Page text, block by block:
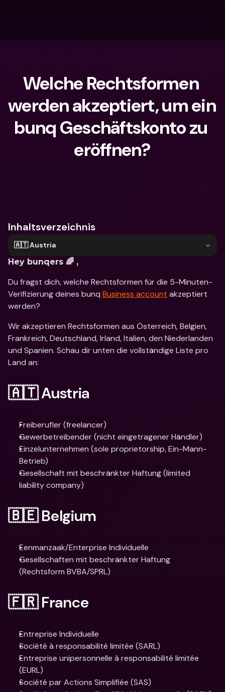
Welche Rechtsformen
werden akzeptiert, um ein
bunq Geschäftskonto zu
eröffnen?
Inhaltsverzeichnis
🇦🇹 Austria
Hey bunqers 🌈 ,
Du fragst dich, welche Rechtsformen für die 5-Minuten-
Verifizierung deines bunq Business account akzeptiert
werden?
Wir akzeptieren Rechtsformen aus Österreich, Belgien,
Frankreich, Deutschland, Irland, Italien, den Niederlanden
und Spanien. Schau dir unten die vollständige Liste pro
Land an:
🇦🇹 Austria
Freiberufler (freelancer)
Gewerbetreibender (nicht eingetragener Händler)
Einzelunternehmen (sole proprietorship, Ein-Mann-
Betrieb)
Gesellschaft mit beschränkter Haftung (limited
liability company)
🇧🇪 Belgium
Eenmanzaak/Enterprise Individuelle
Gesellschaften mit beschränkter Haftung
(Rechtsform BVBA/SPRL)
🇫🇷 France
Entreprise Individuelle
Société à responsabilité limitée (SARL)
Entreprise unipersonnelle à responsabilité limitée
(EURL)
Société par Actions Simplifiée (SAS)